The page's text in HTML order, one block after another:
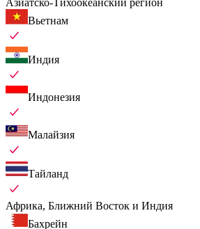
Вьетнам
Индия
Индонезия
Малайзия
Тайланд
Африка, Ближний Восток и Индия
Бахрейн